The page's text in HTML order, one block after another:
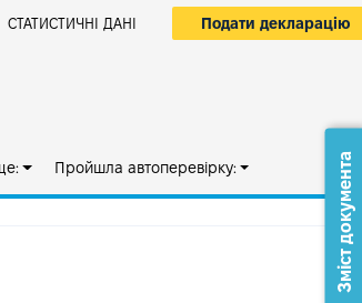
СТАТИСТИЧНІ ДАНІ Подати декларацію
Пройшла автоперевірку: Зміст документа